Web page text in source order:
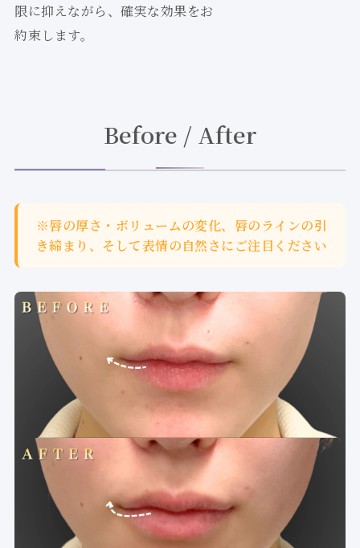
限に抑えながら、確実な効果をお
約束します。
Before / After
※唇の厚さ・ボリュームの変化、唇のラインの引
き締まり、そして表情の自然さにご注目ください